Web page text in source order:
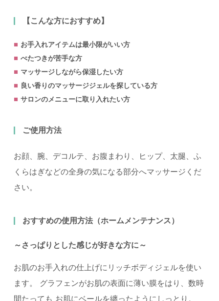
【こんな方におすすめ】
お手入れアイテムは最小限がいい方
べたつきが苦手な方
マッサージしながら保湿したい方
良い香りのマッサージジェルを探している方
サロンのメニューに取り入れたい方
ご使用方法
お顔、腕、デコルテ、お腹まわり、ヒップ、太腿、ふ
くらはぎなどの全身の気になる部分へマッサージくだ
さい。
おすすめの使用方法（ホームメンテナンス）
～さっぱりとした感じが好きな方に～
お肌のお手入れの仕上げにリッチボディジェルを使い
ます。 グラフェンがお肌の表面に薄い膜をはり、数時
間たっても お肌にベールを纏ったようにしっとり。